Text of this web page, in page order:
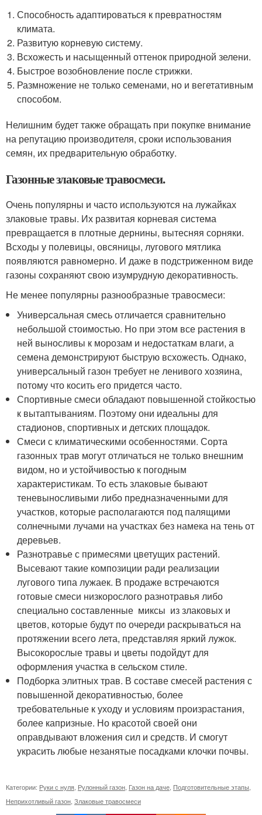
Способность адаптироваться к превратностям
климата.
Развитую корневую систему.
Всхожесть и насыщенный оттенок природной зелени.
Быстрое возобновление после стрижки.
Размножение не только семенами, но и вегетативным
способом.
Нелишним будет также обращать при покупке внимание
на репутацию производителя, сроки использования
семян, их предварительную обработку.
Газонные злаковые травосмеси.
Очень популярны и часто используются на лужайках
злаковые травы. Их развитая корневая система
превращается в плотные дернины, вытесняя сорняки.
Всходы у полевицы, овсяницы, лугового мятлика
появляются равномерно. И даже в подстриженном виде
газоны сохраняют свою изумрудную декоративность.
Не менее популярны разнообразные травосмеси:
Универсальная смесь отличается сравнительно
небольшой стоимостью. Но при этом все растения в
ней выносливы к морозам и недостаткам влаги, а
семена демонстрируют быструю всхожесть. Однако,
универсальный газон требует не ленивого хозяина,
потому что косить его придется часто.
Спортивные смеси обладают повышенной стойкостью
к вытаптываниям. Поэтому они идеальны для
стадионов, спортивных и детских площадок.
Смеси с климатическими особенностями. Сорта
газонных трав могут отличаться не только внешним
видом, но и устойчивостью к погодным
характеристикам. То есть злаковые бывают
теневыносливыми либо предназначенными для
участков, которые располагаются под палящими
солнечными лучами на участках без намека на тень от
деревьев.
Разнотравье с примесями цветущих растений.
Высевают такие композиции ради реализации
лугового типа лужаек. В продаже встречаются
готовые смеси низкорослого разнотравья либо
специально составленные миксы из злаковых и
цветов, которые будут по очереди раскрываться на
протяжении всего лета, представляя яркий лужок.
Высокорослые травы и цветы подойдут для
оформления участка в сельском стиле.
Подборка элитных трав. В составе смесей растения с
повышенной декоративностью, более
требовательные к уходу и условиям произрастания,
более капризные. Но красотой своей они
оправдывают вложения сил и средств. И смогут
украсить любые незанятые посадками клочки почвы.
Категории: Руки с нуля Рулонный газон Газон на даче Подготовительные этапы
Неприхотливый газон Злаковые травосмеси